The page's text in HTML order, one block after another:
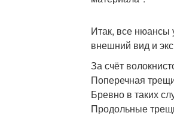
Итак, все нюансы
внешний вид и
За счёт
Поперечная
Бревно в таких
Продольные